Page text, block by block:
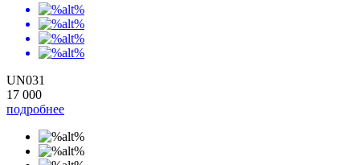
UN031
17 000
подробнее